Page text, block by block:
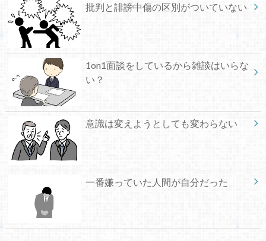
批判と誹謗中傷の区別がついていない
1on1面談をしているから雑談はいらな
い？
意識は変えようとしても変わらない
一番嫌っていた人間が自分だった